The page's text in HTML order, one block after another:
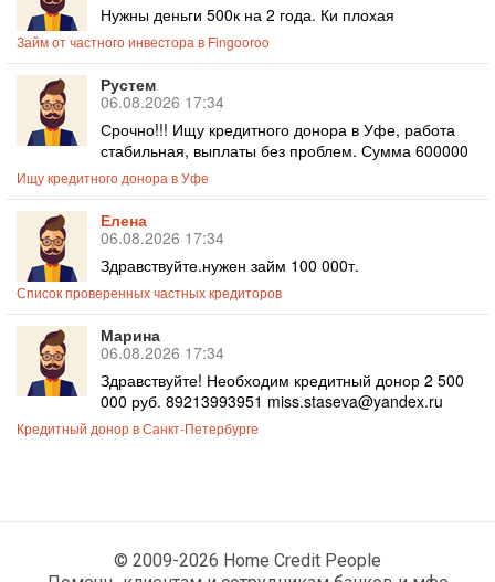
Нужны деньги 500к на 2 года. Ки плохая
Займ от частного инвестора в Fingooroo
Рустем
06.08.2026 17:34
Срочно!!! Ищу кредитного донора в Уфе, работа
стабильная, выплаты без проблем. Сумма 600000
Ищу кредитного донора в Уфе
Елена
06.08.2026 17:34
Здравствуйте.нужен займ 100 000т.
Список проверенных частных кредиторов
Марина
06.08.2026 17:34
Здравствуйте! Необходим кредитный донор 2 500
000 руб. 89213993951 miss.staseva@yandex.ru
Кредитный донор в Санкт-Петербурге
© 2009-2026 Home Credit People